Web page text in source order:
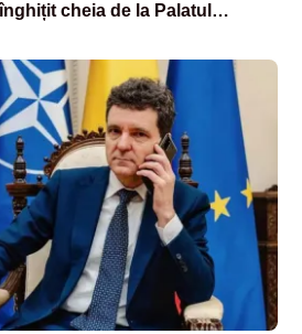
cheia de la Palatul